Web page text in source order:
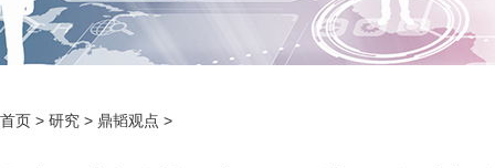
首页 > 研究 > 鼎韬观点 >